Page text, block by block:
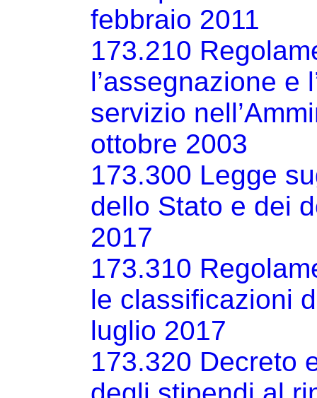
febbraio 2011
173.210
l’assegnazione e
servizio
ottobre 2003
173.300 Legge
dello Stato e dei
2017
173.310
le classificazioni
luglio 2017
173.320 Decreto